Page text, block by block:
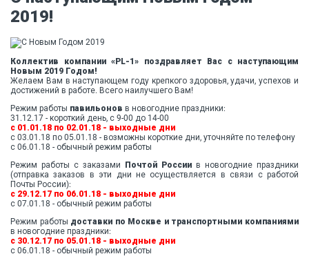
2019!
Коллектив компании «PL-1» поздравляет Вас с наступающим
Новым 2019 Годом!
Желаем Вам в наступающем году крепкого здоровья, удачи, успехов и
достижений в работе. Всего наилучшего Вам!
Режим работы павильонов в новогодние праздники:
31.12.17 - короткий день, с 9-00 до 14-00
с 01.01.18 по 02.01.18 - выходные дни
с 03.01.18 по 05.01.18 - возможны короткие дни, уточняйте по телефону
с 06.01.18 - обычный режим работы
Режим работы с заказами
Почтой России в новогодние праздники
(отправка заказов в эти дни не осуществляется в связи с работой
Почты России):
с 29.12.17 по 06.01.18 - выходные дни
с 07.01.18 - обычный режим работы
Режим работы доставки по Москве и транспортными компаниями
в новогодние праздники:
с 30.12.17 по 05.01.18 - выходные дни
с 06.01.18 - обычный режим работы